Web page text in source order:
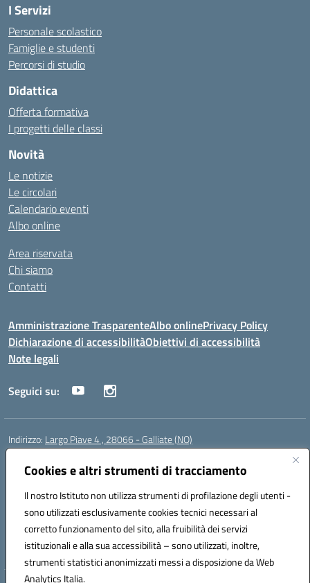
Cookies e altri strumenti di tracciamento
Il nostro Istituto non utilizza strumenti di profilazione degli utenti -
sono utilizzati esclusivamente cookies tecnici necessari al
corretto funzionamento del sito, alla fruibilità dei servizi
istituzionali e alla sua accessibilità – sono utilizzati, inoltre,
strumenti statistici anonimizzati messi a disposizione da Web
Analytics Italia.
I Servizi
Personale scolastico
Famiglie e studenti
Percorsi di studio
Didattica
Offerta formativa
I progetti delle classi
Novità
Le notizie
Le circolari
Calendario eventi
Albo online
Area riservata
Chi siamo
Contatti
Amministrazione TrasparenteAlbo onlinePrivacy Policy
Dichiarazione di accessibilitàObiettivi di accessibilità
Note legali
Seguici su:
Indirizzo: Largo Piave 4 , 28066 - Galliate (NO)
Centralino:
Posta elettronica certificata (PEC):noic818005@pec.istruzione.it
Codice fiscale: 80012920031
Codice meccanografico:NOIC818005
Codice Indice delle Pubbliche Amministrazioni (IPA): istsc_noic818005
Codice unico di fatturazione (CUF): UF6KHS